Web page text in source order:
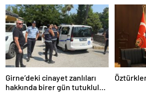
Girne’deki cinayet zanlıları
hakkında birer gün tutukluluk